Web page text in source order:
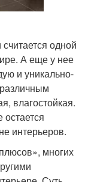
одной
А еще у нее
и уникально-
влагостойкая.
остается
интерьеров.
многих